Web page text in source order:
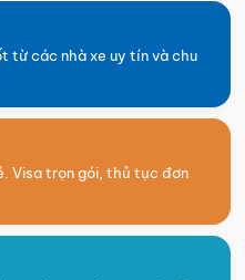
từ các nhà xe uy tín và chu
Visa trọn gói, thủ tục đơn